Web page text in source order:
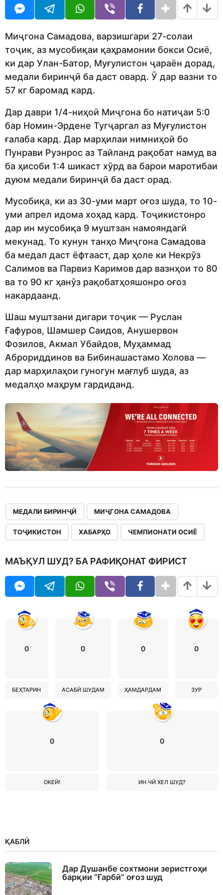
d
o
t
h
a
o
Миҷгона Самадова, варзишгари 27-солаи
тоҷик, аз мусобиқаи қаҳрамонии бокси Осиё,
ки дар Улан-Батор, Муғулистон ҷараён дорад,
медали биринҷӣ ба даст овард. Ӯ дар вазни то
57 кг баромад кард.
Дар даври 1/4-ниҳоӣ Миҷгона бо натиҷаи 5:0
бар Номин-Эрдене Тугҷаргал аз Муғулистон
ғалаба кард. Дар марҳилаи нимниҳоӣ бо
Пунрави Руэнрос аз Тайланд рақобат намуд ва
ба ҳисоби 1:4 шикаст хӯрд ва барои маротибаи
дуюм медали биринҷӣ ба даст орад.
Мусобиқа, ки аз 30-уми март оғоз шуда, то 10-
уми апрел идома хоҳад кард. Тоҷикистонро
дар ин мусобиқа 9 муштзан намояндагӣ
мекунад. То кунун танҳо Миҷгона Самадова
ба медал даст ёфтааст, дар ҳоле ки Некрӯз
Салимов ва Парвиз Каримов дар вазнҳои то 80
ва то 90 кг ҳанӯз рақобатҳояшонро оғоз
накардаанд.
Шаш муштзани дигари тоҷик — Руслан
Ғафуров, Шамшер Саидов, Анушервон
Фозилов, Акмал Убайдов, Муҳаммад
Аброриддинов ва Бибинашастамо Холова —
дар марҳилаҳои гуногун мағлуб шуда, аз
медалҳо маҳрум гардиданд.
МЕДАЛИ БИРИНҶӢ МИҶГОНА САМАДОВА
ТОҶИКИСТОН ХАБАРҲО ЧЕМПИОНАТИ ОСИЁ
МАЪҚУЛ ШУД? БА РАФИҚОНАТ ФИРИСТ
0
БЕҲТАРИН
0
АСАБӢ ШУДАМ
0
ҲАМДАРДАМ
0
ЗУР
0
ОКЕЙ!
0
ИН ЧӢ ХЕЛ ШУД?
ҚАБЛӢ
Дар Душанбе сохтмони зеристгоҳи
барқии “Ғарбӣ” оғоз шуд